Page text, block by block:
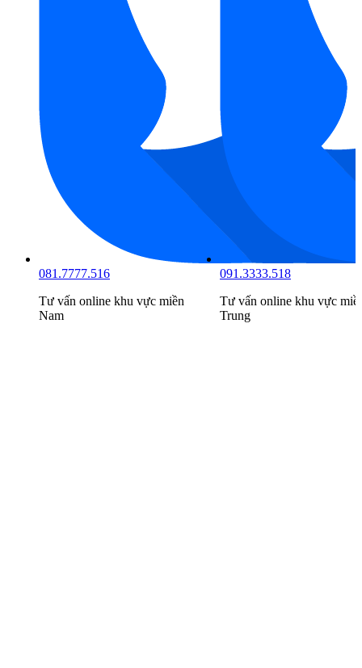
081.7777.516
Tư vấn online khu vực miền
Nam
091.3333.518
Tư vấn online khu vực
Trung